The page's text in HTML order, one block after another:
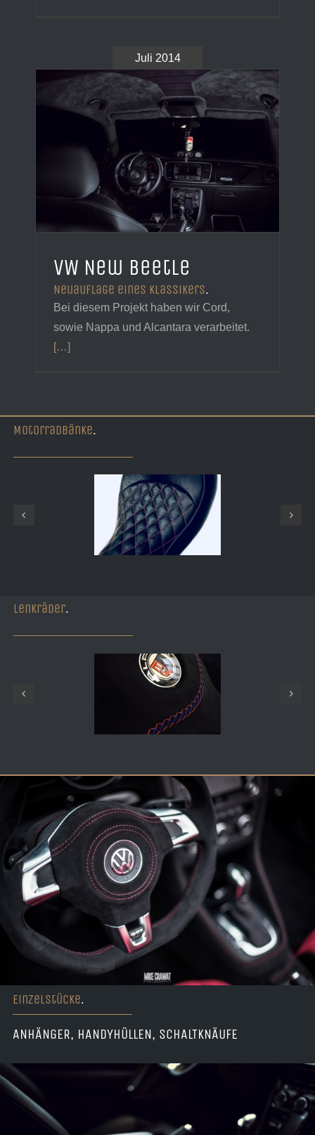
Juli 2014
VW New Beetle
Neuauflage eines Klassikers.
Bei diesem Projekt haben wir Cord,
sowie Nappa und Alcantara verarbeitet.
[…]
Motorradbänke.
Lenkräder.
Einzelstücke.
ANHÄNGER, HANDYHÜLLEN, SCHALTKNÄUFE